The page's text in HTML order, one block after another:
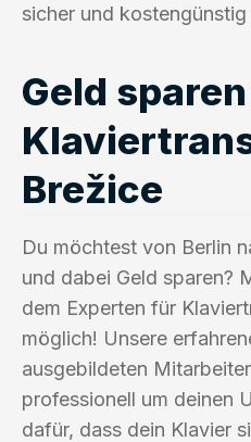
sicher und
Geld
Brežice
Du möchtest von Berlin
und dabei Geld sparen?
dem Experten für
möglich! Unsere
ausgebildeten
professionell um deinen
dafür, dass dein Klavier